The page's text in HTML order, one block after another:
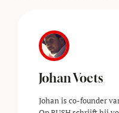
Johan Voets
Johan is co-founder